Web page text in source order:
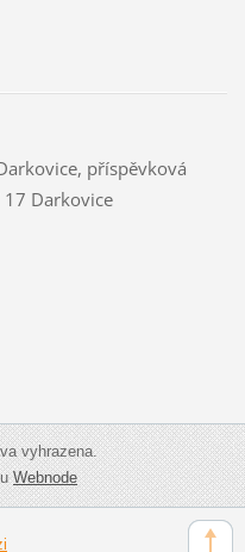
příspěvková
Darkovice
vyhrazena.
Webnode